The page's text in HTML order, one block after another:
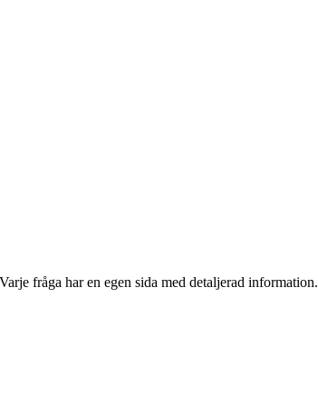
fråga har en egen sida med detaljerad information.